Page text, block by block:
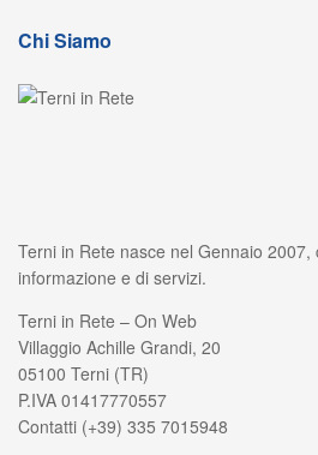
Chi Siamo
Terni in Rete nasce nel Gennaio
informazione e di servizi.
Terni in Rete – On Web
Villaggio Achille Grandi, 20
05100 Terni (TR)
P.IVA 01417770557
Contatti (+39) 335 7015948